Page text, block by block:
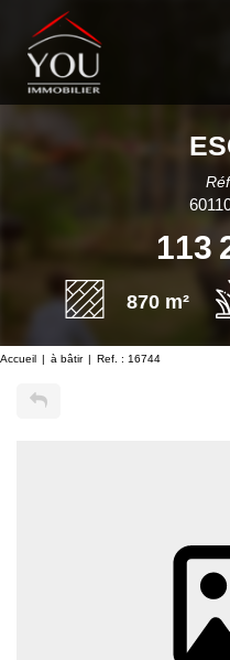
113
870 m²
Accueil à bâtir Ref. : 16744